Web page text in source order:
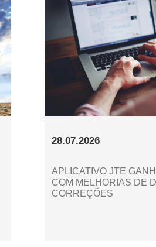
28.07.2026
APLICATIVO JTE
COM MELHORIAS DE
CORREÇÕES